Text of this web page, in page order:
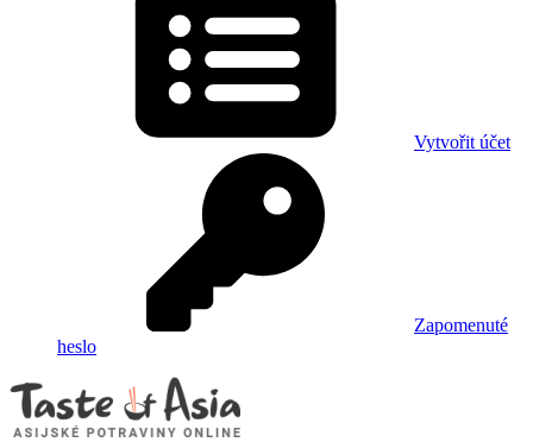
Vytvořit účet
Zapomenuté
heslo